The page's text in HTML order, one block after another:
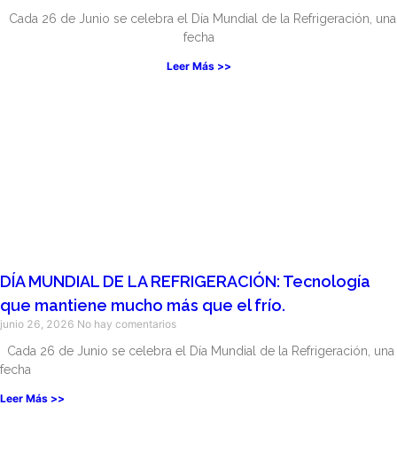
Cada 26 de Junio se celebra el Día Mundial de la Refrigeración, una
fecha
Leer Más >>
DÍA MUNDIAL DE LA REFRIGERACIÓN: Tecnología
que mantiene mucho más que el frío.
junio 26, 2026 No hay comentarios
Cada 26 de Junio se celebra el Día Mundial de la Refrigeración, una
fecha
Leer Más >>